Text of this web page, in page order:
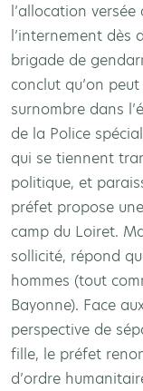
l’allocation
l’internement dès
brigade de
conclut qu’on
surnombre dans
de la Police
qui se tiennent
politique, et
préfet propose
camp du Loiret.
sollicité, répond
hommes (tout
Bayonne). Face
perspective de
fille, le préfet
d’ordre